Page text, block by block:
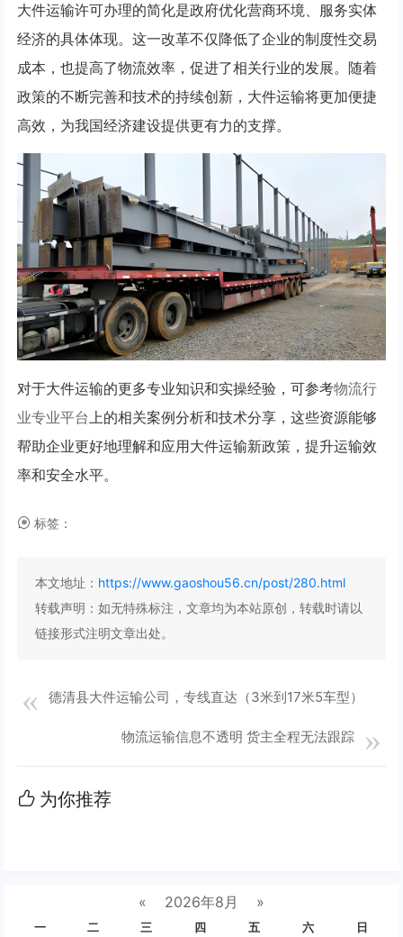
大件运输许可办理的简化是政府优化营商环境、服务实体
经济的具体体现。这一改革不仅降低了企业的制度性交易
成本，也提高了物流效率，促进了相关行业的发展。随着
政策的不断完善和技术的持续创新，大件运输将更加便捷
高效，为我国经济建设提供更有力的支撑。
对于大件运输的更多专业知识和实操经验，可参考物流行
业专业平台上的相关案例分析和技术分享，这些资源能够
帮助企业更好地理解和应用大件运输新政策，提升运输效
率和安全水平。
标签：
本文地址： https://www.gaoshou56.cn/post/280.html
转载声明：如无特殊标注，文章均为本站原创，转载时请以
链接形式注明文章出处。
德清县大件运输公司，专线直达（3米到17米5车型）
物流运输信息不透明 货主全程无法跟踪
为你推荐
« 2026年8月 »
一 二 三 四 五 六 日